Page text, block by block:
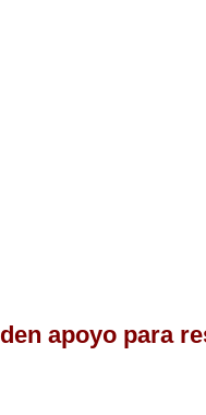
apoyo para